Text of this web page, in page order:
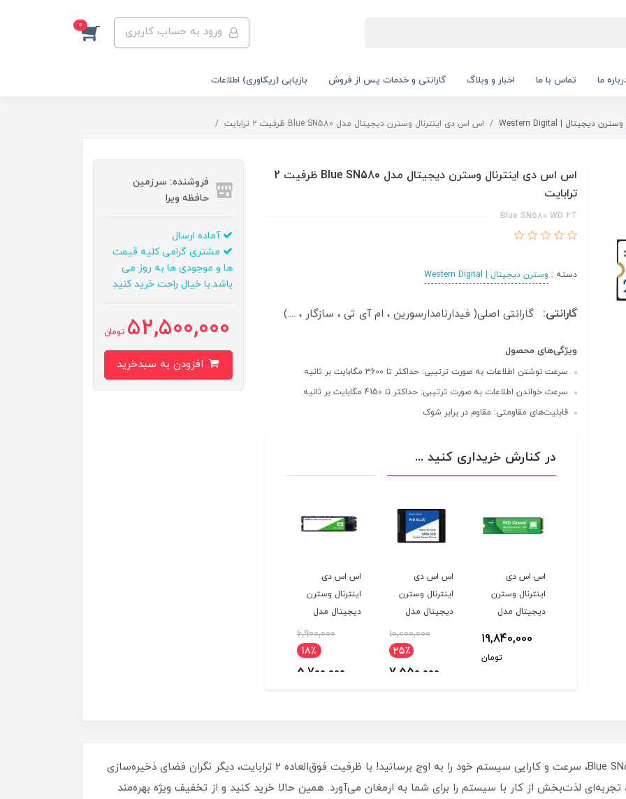
ورود به حساب کاربری 0
ما تماس با ما اخبار و وبلاگ گارانتی و خدمات پس از فروش بازیابی (ریکاوری) اطلاعات
وسترن دیجیتال | Western Digital اس اس دی اینترنال وسترن دیجیتال مدل Blue SN580 ظرفیت 2 ترابایت
اس اس دی اینترنال وسترن دیجیتال مدل Blue SN580 ظرفیت 2
ترابایت
Blue SN580 WD 2T
دسته : وسترن دیجیتال | Western Digital
گارانتی: گارانتی اصلی( فیدارنامدارسورین ، ام آی تی ، سازگار ، ....)
ویژگی‌های محصول
سرعت نوشتن اطلاعات به صورت ترتیبی: حداکثر تا ۳6۰۰ مگابایت بر ثانیه
سرعت خواندن اطلاعات به صورت ترتیبی: حداکثر تا 4150 مگابایت بر ثانیه
قابلیت‌های مقاومتی: مقاوم در برابر شوک
در کنارش خریداری کنید ...
اس اس دی
اینترنال وسترن
دیجیتال مدل
19,840,000
تومان
اس اس دی
اینترنال وسترن
دیجیتال مدل
BLUE ظرفیت
10,000,000
25٪
7,550,000
اس اس دی
اینترنال وسترن
دیجیتال مدل
GREEN M.2
SATA ظرفیت
6,900,000
18٪
5,700,000
فروشنده: سرزمین
حافظه ویرا
آماده ارسال
مشتری گرامی کلیه قیمت
ها و موجودی ها به روز می
باشد.با خیال راحت خرید کنید
52,500,000 تومان
با اس اس دی اینترنال وسترن دیجیتال مدل Blue SN580، سرعت و کارایی سیستم خود را به اوج برسانید! با ظرفیت فوق‌العاده 2 ترابایت، دیگر نگران فضای ذخیره‌سازی
تجربه‌ای لذت‌بخش از کار با سیستم را برای شما به ارمغان می‌آورد. همین حالا خرید کنید و از تخفیف ویژه بهره‌مند